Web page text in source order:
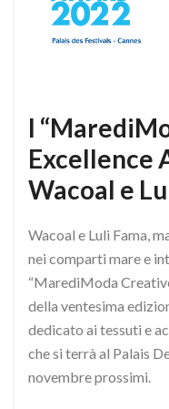
I
Excellence
Wacoal e
Wacoal e Luli Fama,
nei comparti mare e
“MarediModa
della ventesima
dedicato ai tessuti e
che si terrà al Palais
novembre prossimi.